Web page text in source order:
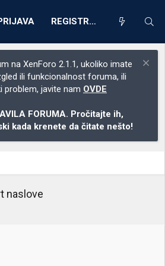
REGISTRACIJA
na XenForo 2.1.1, ukoliko imate
ili funkcionalnost foruma, ili
problem, javite nam OVDE
FORUMA. Pročitajte ih,
kada krenete da čitate nešto!
naslove